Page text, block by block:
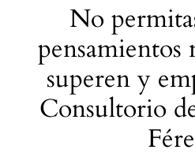
No
pensamientos
superen y
Consultorio